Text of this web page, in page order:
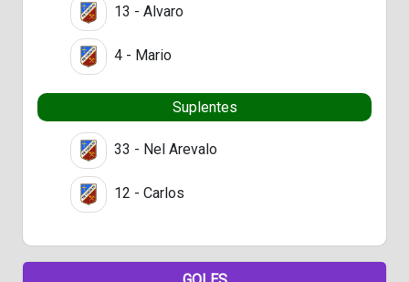
13 - Alvaro
4 - Mario
Suplentes
33 - Nel Arevalo
12 - Carlos